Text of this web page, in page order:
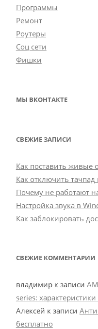
Программы
Ремонт
Роутеры
Соц сети
Фишки
МЫ ВКОНТАКТЕ
СВЕЖИЕ ЗАПИСИ
Как поставить живые
Как отключить тачпад
Почему не работают
Настройка звука в
Как заблокировать
СВЕЖИЕ КОММЕНТАРИИ
владимирк записи
series:
Алексей к записи
бесплатно